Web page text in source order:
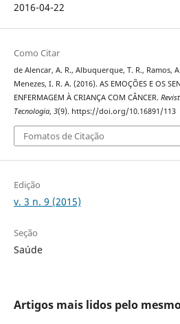
2016-04-22
Como Citar
de Alencar, A. R., Albuquerque, T. R., Ramos,
Menezes, I. R. A. (2016). AS EMOÇÕES E OS
ENFERMAGEM À CRIANÇA COM CÂNCER.
Tecnologia, 3(9). https://doi.org/10.16891/113
Fomatos de Citação
Edição
v. 3 n. 9 (2015)
Seção
Saúde
Artigos mais lidos pelo